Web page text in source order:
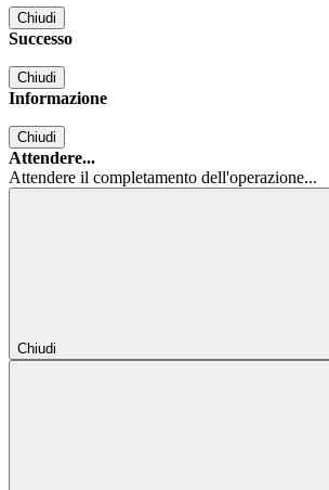
Chiudi
Successo
Chiudi
Informazione
Chiudi
Attendere...
Attendere il completamento dell'operazione...
Chiudi